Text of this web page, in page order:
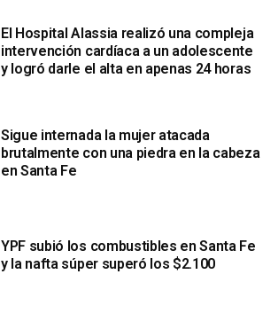
El Hospital Alassia realizó una compleja
intervención cardíaca a un adolescente
y logró darle el alta en apenas 24 horas
Sigue internada la mujer atacada
brutalmente con una piedra en la cabeza
en Santa Fe
YPF subió los combustibles en Santa Fe
y la nafta súper superó los $2.100